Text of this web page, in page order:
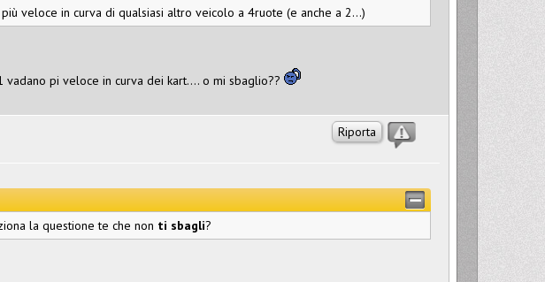
veloce in curva di qualsiasi altro veicolo a 4ruote (e anche a 2...)
pi veloce in curva dei kart.... o mi sbaglio??
Riporta
la questione te che non ti sbagli?